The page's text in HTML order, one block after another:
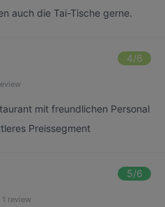
auch die Tai-Tische gerne.
4/6
mit freundlichen Personal
Preissegment
5/6
1 review